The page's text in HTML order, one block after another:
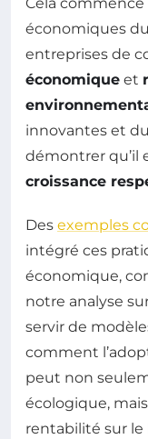
Cela
économiques
entreprises de
économique et
innovantes et
démontrer qu’il
croissance
Des exemples
intégré ces
économique,
notre analyse
servir de
comment
peut non
écologique,
rentabilité sur